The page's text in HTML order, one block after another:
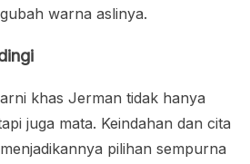
warna aslinya.
khas Jerman tidak hanya
juga mata. Keindahan dan cita
pilihan sempurna